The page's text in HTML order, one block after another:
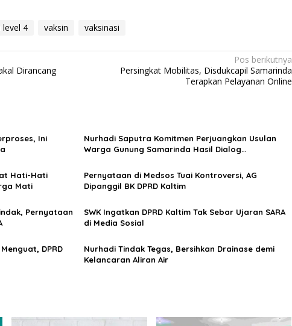
level 4 vaksin vaksinasi
Dirancang
Pos berikutnya
Persingkat Mobilitas, Disdukcapil Samarinda
Terapkan Pelayanan Online
Ini
Nurhadi Saputra Komitmen Perjuangkan Usulan
Warga Gunung Samarinda Hasil Dialog
Hati-Hati
Mati
Pernyataan di Medsos Tuai Kontroversi, AG
Dipanggil BK DPRD Kaltim
Pernyataan
SWK Ingatkan DPRD Kaltim Tak Sebar Ujaran SARA
di Media Sosial
DPRD
Nurhadi Tindak Tegas, Bersihkan Drainase demi
Kelancaran Aliran Air